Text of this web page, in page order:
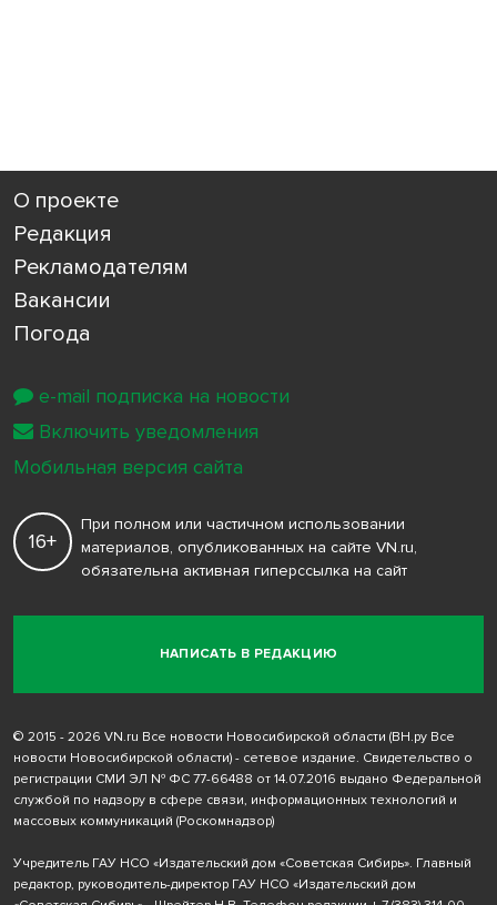
О проекте
Редакция
Рекламодателям
Вакансии
Погода
НАПИСАТЬ В РЕДАКЦИЮ
16+
При полном или частичном использовании
материалов, опубликованных на сайте VN.ru,
обязательна активная гиперссылка на сайт
© 2015 - 2026 VN.ru Все новости Новосибирской области (ВН.ру Все
новости Новосибирской области) - сетевое издание. Свидетельство о
регистрации СМИ ЭЛ № ФС 77-66488 от 14.07.2016 выдано Федеральной
службой по надзору в сфере связи, информационных технологий и
массовых коммуникаций (Роскомнадзор)
Учредитель ГАУ НСО «Издательский дом «Советская Сибирь». Главный
редактор, руководитель-директор ГАУ НСО «Издательский дом
e-mail подписка на новости
Включить уведомления
Мобильная версия сайта